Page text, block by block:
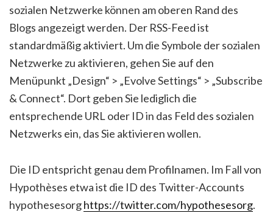
sozialen Netzwerke können am oberen Rand des
Blogs angezeigt werden. Der RSS-Feed ist
standardmäßig aktiviert. Um die Symbole der sozialen
Netzwerke zu aktivieren, gehen Sie auf den
Menüpunkt „Design“ > „Evolve Settings“ > „Subscribe
& Connect“. Dort geben Sie lediglich die
entsprechende URL oder ID in das Feld des sozialen
Netzwerks ein, das Sie aktivieren wollen.
Die ID entspricht genau dem Profilnamen. Im Fall von
Hypothèses etwa ist die ID des Twitter-Accounts
hypothesesorghttps://twitter.com/hypothesesorg.